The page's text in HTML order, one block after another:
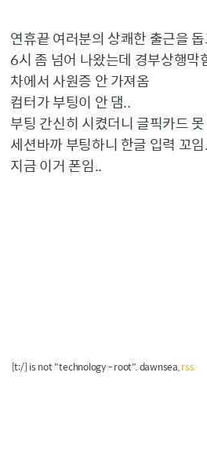
연휴끝 여러분의 상쾌한 출근을
6시 좀 넘어 나왔는데 경부상행막
차에서 사원증 안 가져옴
컴터가 부팅이 안 댐..
부팅 간신히 시켰더니 글픽카드
세션바까 부팅하니 한글 입력 꼬
지금 이거 폰임..
[t:/] is not "technology - root". dawnsea,rss